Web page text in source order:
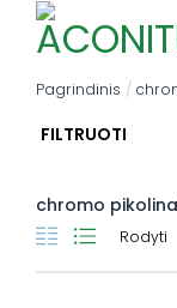
Pagrindinis /
FILTRUOTI
chromo
Rodyti